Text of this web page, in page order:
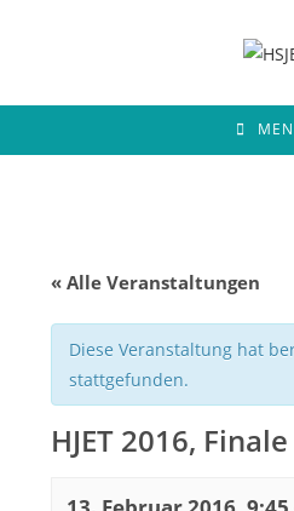
« Alle Veranstaltungen
Diese Veranstaltung hat
stattgefunden.
HJET 2016, Finale